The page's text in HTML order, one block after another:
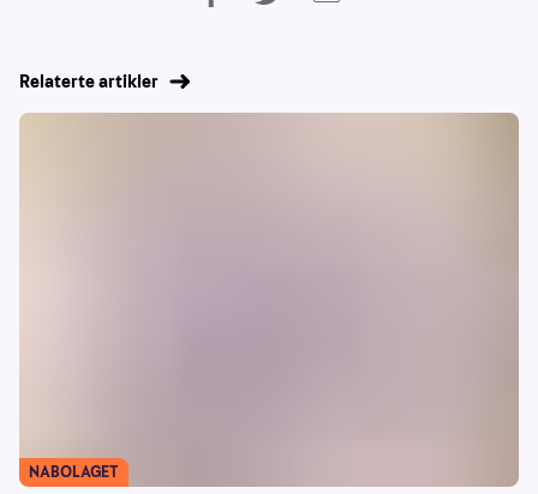
Relaterte artikler
NABOLAGET